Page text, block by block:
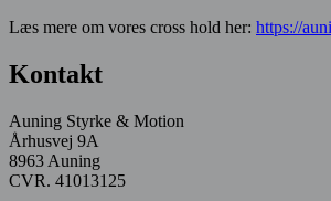
Læs mere om vores cross hold her: https://
Kontakt
Auning Styrke & Motion
Århusvej 9A
8963 Auning
CVR. 41013125